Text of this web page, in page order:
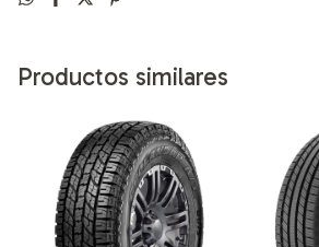
Productos similares